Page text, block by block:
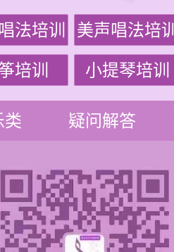
法培训 美声唱法培训
培训 小提琴培训
类 疑问解答